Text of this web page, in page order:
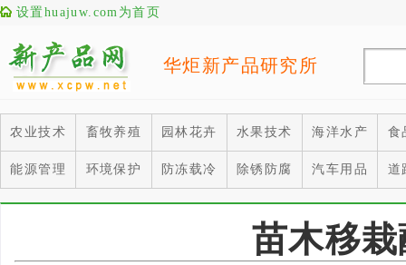
设置huajuw.com为首页
华炬新产品研究所
农业技术 畜牧养殖 园林花卉 水果技术 海洋水产 食
能源管理 环境保护 防冻载冷 除锈防腐 汽车用品 道
苗木移